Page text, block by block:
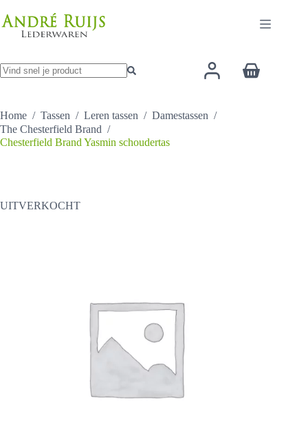
naar
de
Home / Tassen / Leren tassen / Damestassen /
The Chesterfield Brand /
Chesterfield Brand Yasmin schoudertas
UITVERKOCHT